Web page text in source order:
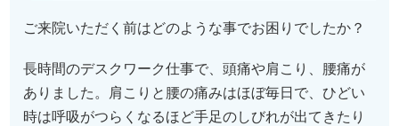
ご来院いただく前はどのような事でお困りでしたか？
長時間のデスクワーク仕事で、頭痛や肩こり、腰痛が
ありました。肩こりと腰の痛みはほぼ毎日で、ひどい
時は呼吸がつらくなるほど手足のしびれが出てきたり